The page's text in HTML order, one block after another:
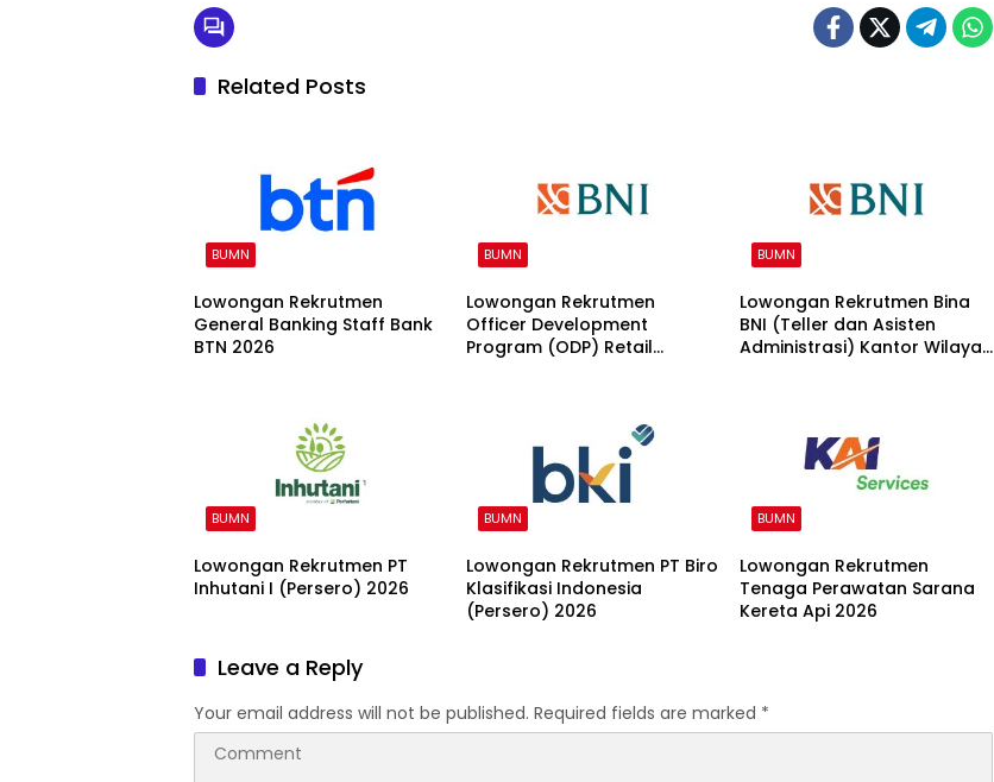
Related Posts
BUMN
Lowongan Rekrutmen
General Banking Staff Bank
BTN 2026
BUMN
Lowongan Rekrutmen
Officer Development
Program (ODP) Retail
BUMN
Lowongan Rekrutmen Bina
BNI (Teller dan Asisten
Administrasi) Kantor Wilayah
BUMN
Lowongan Rekrutmen PT
Inhutani I (Persero) 2026
BUMN
Lowongan Rekrutmen PT Biro
Klasifikasi Indonesia
(Persero) 2026
BUMN
Lowongan Rekrutmen
Tenaga Perawatan Sarana
Kereta Api 2026
Leave a Reply
Your email address will not be published. Required fields are marked *